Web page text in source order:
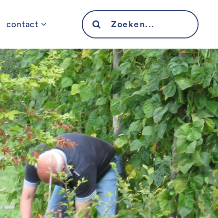
contact
Search
for: